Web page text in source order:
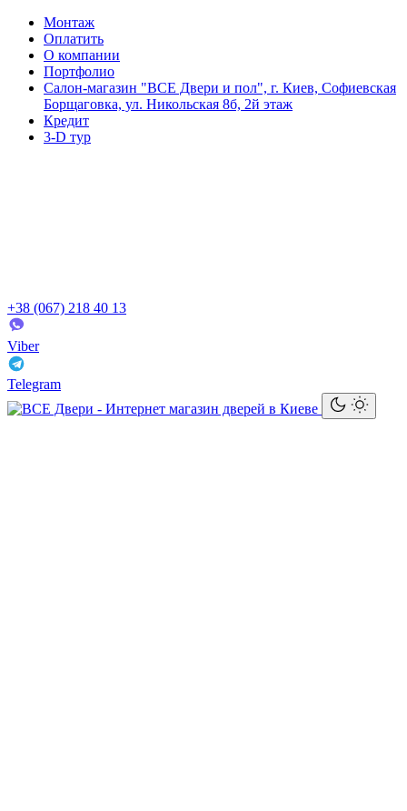
Монтаж
Оплатить
О компании
Портфолио
Салон-магазин "ВСЕ Двери и пол", г. Киев, Софиевская
Борщаговка, ул. Никольская 8б, 2й этаж
Кредит
3-D тур
+38 (067) 218 40 13
Viber
Telegram